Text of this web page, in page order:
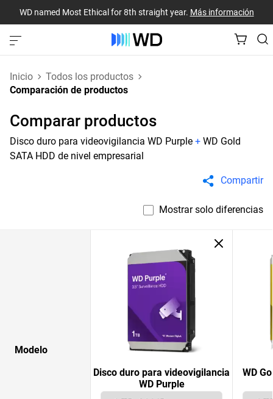
WD named Most Ethical for 8th straight year. Más información
Inicio
Todos los productos
Comparación de productos
Comparar productos
Disco duro para videovigilancia WD Purple + WD Gold
SATA HDD de nivel empresarial
Compartir
Mostrar solo diferencias
Modelo
Disco duro para videovigilancia
WD Purple
WD